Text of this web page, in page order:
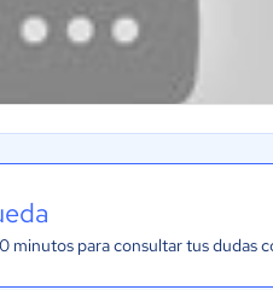
minutos para consultar tus dudas